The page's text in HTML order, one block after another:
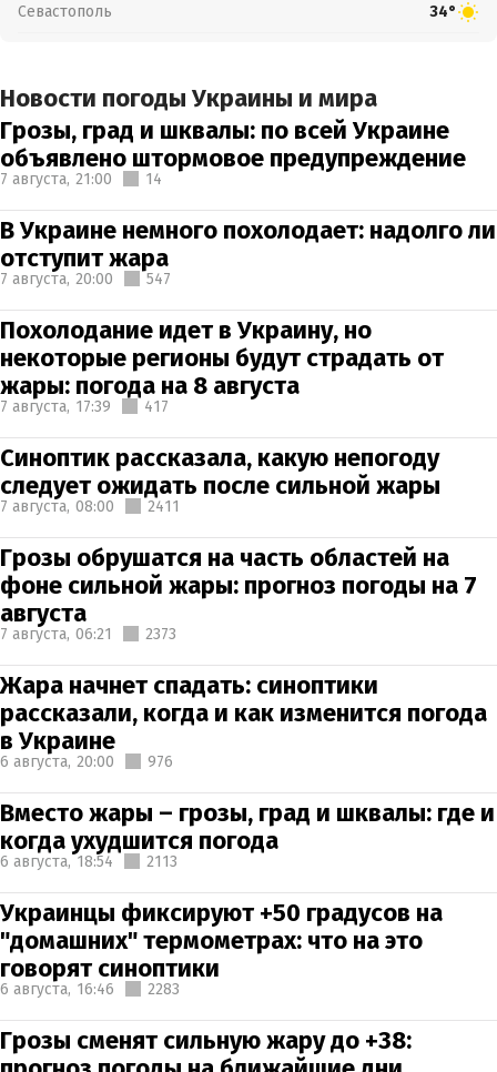
Севастополь 34°
Новости погоды Украины и мира
Грозы, град и шквалы: по всей Украине
объявлено штормовое предупреждение
7 августа, 21:00 14
В Украине немного похолодает: надолго ли
отступит жара
7 августа, 20:00 547
Похолодание идет в Украину, но
некоторые регионы будут страдать от
жары: погода на 8 августа
7 августа, 17:39 417
Синоптик рассказала, какую непогоду
следует ожидать после сильной жары
7 августа, 08:00 2411
Грозы обрушатся на часть областей на
фоне сильной жары: прогноз погоды на 7
августа
7 августа, 06:21 2373
Жара начнет спадать: синоптики
рассказали, когда и как изменится погода
в Украине
6 августа, 20:00 976
Вместо жары – грозы, град и шквалы: где и
когда ухудшится погода
6 августа, 18:54 2113
Украинцы фиксируют +50 градусов на
"домашних" термометрах: что на это
говорят синоптики
6 августа, 16:46 2283
Грозы сменят сильную жару до +38: